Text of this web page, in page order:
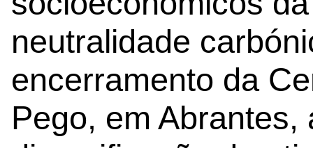
neutralidade
encerramento da
Pego, em